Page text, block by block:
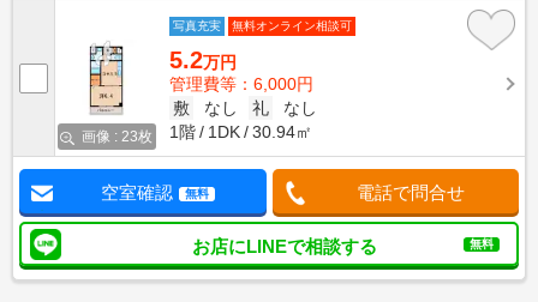
画像 : 23枚
写真充実 無料オンライン相談可
5.2万円
管理費等：6,000円
敷
なし 礼
なし
1階
1DK 30.94㎡
空室確認 無料 電話で問合せ
お店にLINEで相談する 無料